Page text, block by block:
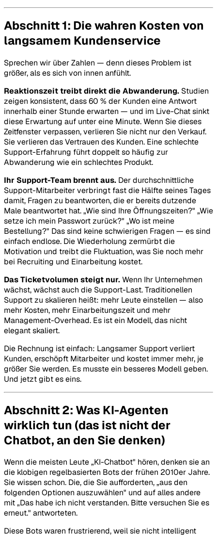
Abschnitt 1: Die wahren Kosten von
langsamem Kundenservice
Sprechen wir über Zahlen — denn dieses Problem ist
größer, als es sich von innen anfühlt.
Reaktionszeit treibt direkt die Abwanderung. Studien
zeigen konsistent, dass 60 % der Kunden eine Antwort
innerhalb einer Stunde erwarten — und im Live-Chat sinkt
diese Erwartung auf unter eine Minute. Wenn Sie dieses
Zeitfenster verpassen, verlieren Sie nicht nur den Verkauf.
Sie verlieren das Vertrauen des Kunden. Eine schlechte
Support-Erfahrung führt doppelt so häufig zur
Abwanderung wie ein schlechtes Produkt.
Ihr Support-Team brennt aus. Der durchschnittliche
Support-Mitarbeiter verbringt fast die Hälfte seines Tages
damit, Fragen zu beantworten, die er bereits dutzende
Male beantwortet hat. „Wie sind Ihre Öffnungszeiten?" „Wie
setze ich mein Passwort zurück?" „Wo ist meine
Bestellung?" Das sind keine schwierigen Fragen — es sind
einfach endlose. Die Wiederholung zermürbt die
Motivation und treibt die Fluktuation, was Sie noch mehr
bei Recruiting und Einarbeitung kostet.
Das Ticketvolumen steigt nur.Wenn Ihr Unternehmen
wächst, wächst auch die Support-Last. Traditionellen
Support zu skalieren heißt: mehr Leute einstellen — also
mehr Kosten, mehr Einarbeitungszeit und mehr
Management-Overhead. Es ist ein Modell, das nicht
elegant skaliert.
Die Rechnung ist einfach: Langsamer Support verliert
Kunden, erschöpft Mitarbeiter und kostet immer mehr, je
größer Sie werden. Es musste ein besseres Modell geben.
Und jetzt gibt es eins.
Abschnitt 2: Was KI-Agenten
wirklich tun (das ist nicht der
Chatbot, an den Sie denken)
Wenn die meisten Leute „KI-Chatbot" hören, denken sie an
die klobigen regelbasierten Bots der frühen 2010er Jahre.
Sie wissen schon. Die, die Sie aufforderten, „aus den
folgenden Optionen auszuwählen" und auf alles andere
mit „Das habe ich nicht verstanden. Bitte versuchen Sie es
erneut." antworteten.
Diese Bots waren frustrierend, weil sie nicht intelligent